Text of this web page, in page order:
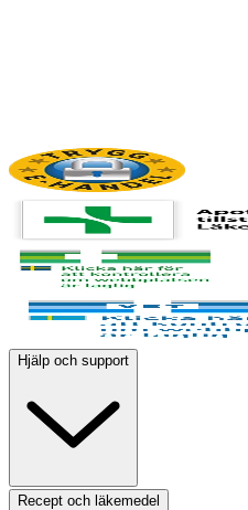
Hjälp och support
Recept och läkemedel